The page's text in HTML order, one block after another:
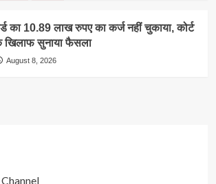
का 10.89 लाख रुपए का कर्ज नहीं चुकाया, कोर्ट
खिलाफ सुनाया फैसला
August 8, 2026